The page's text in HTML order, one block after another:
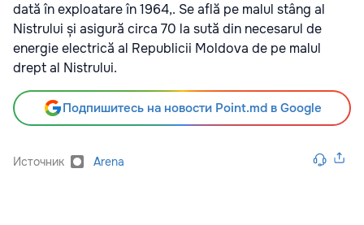
dată în exploatare în 1964,. Se află pe malul stâng al
Nistrului și asigură circa 70 la sută din necesarul de
energie electrică al Republicii Moldova de pe malul
drept al Nistrului.
Подпишитесь на новости Point.md в Google
Источник Arena